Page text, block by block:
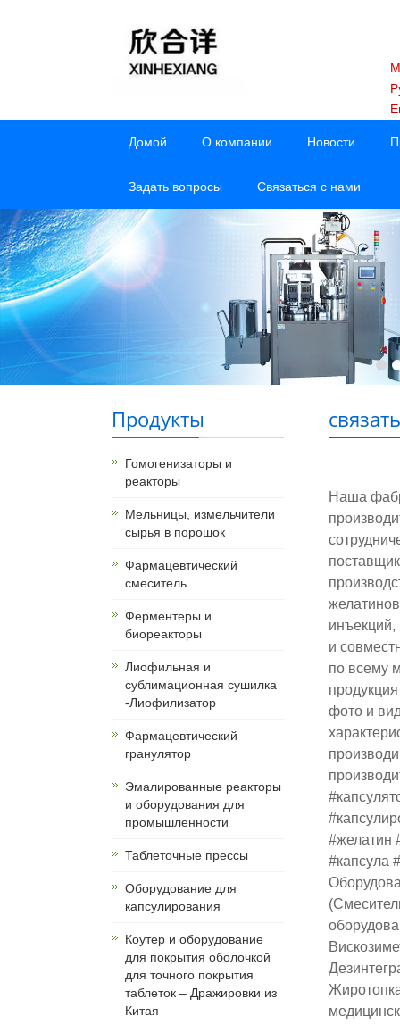
Домой О компании Новости
Задать вопросы Связаться с нами
Продукты
Гомогенизаторы и
реакторы
Мельницы, измельчители
сырья в порошок
Фармацевтический
смеситель
Ферментеры и
биореакторы
Лиофильная и
сублимационная сушилка
-Лиофилизатор
Фармацевтический
гранулятор
Эмалированные реакторы
и оборудования для
промышленности
Таблеточные прессы
Оборудование для
капсулирования
Коутер и оборудование
для покрытия оболочкой
для точного покрытия
таблеток – Дражировки из
Китая
Наша
и
по всему
фото и
#желатин
#капсула